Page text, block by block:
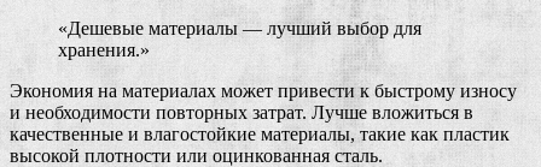
«Дешевые материалы — лучший выбор для
хранения.»
Экономия на материалах может привести к быстрому износу
и необходимости повторных затрат. Лучше вложиться в
качественные и влагостойкие материалы, такие как пластик
высокой плотности или оцинкованная сталь.